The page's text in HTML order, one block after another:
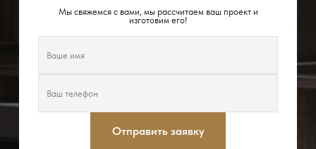
Мы свяжемся с вами, мы рассчитаем ваш проект и
изготовим его!
Отправить заявку